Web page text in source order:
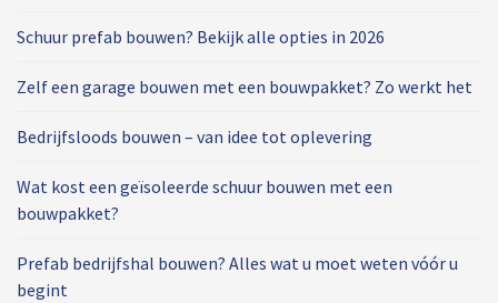
Schuur prefab bouwen? Bekijk alle opties in 2026
Zelf een garage bouwen met een bouwpakket? Zo werkt het
Bedrijfsloods bouwen – van idee tot oplevering
Wat kost een geïsoleerde schuur bouwen met een
bouwpakket?
Prefab bedrijfshal bouwen? Alles wat u moet weten vóór u
begint